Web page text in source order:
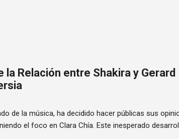
Relación entre Shakira y Gerard
de la música, ha decidido hacer públicas sus
el foco en Clara Chía. Este inesperado